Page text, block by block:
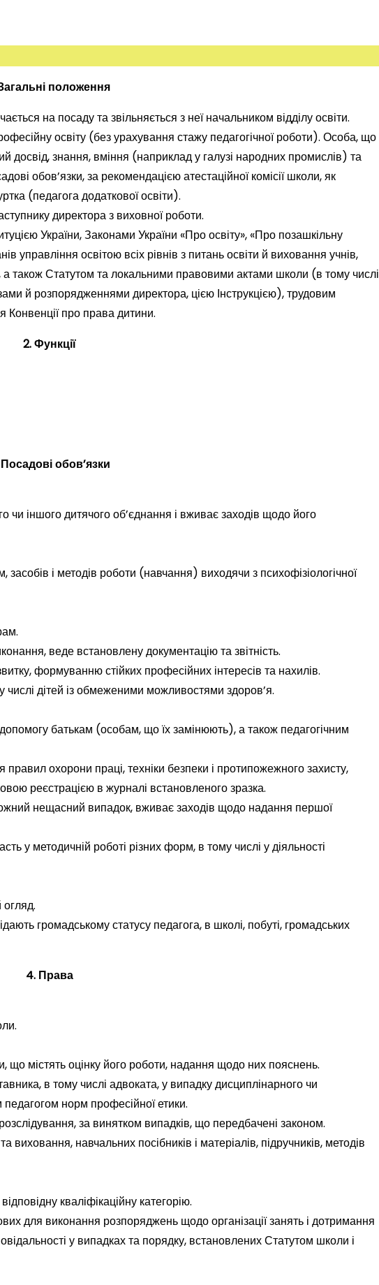
положення
на посаду та звільняється з неї начальником відділу освіти.
освіту (без урахування стажу педагогічної роботи). Особа, що
досвід, знання, вміння (наприклад у галузі народних промислів) та
обов’язки, за рекомендацією атестаційної комісії школи, як
(педагога додаткової освіти).
директора з виховної роботи.
України, Законами України «Про освіту», «Про позашкільну
управління освітою всіх рівнів з питань освіти й виховання учнів,
також Статутом та локальними правовими актами школи (в тому числі
й розпорядженнями директора, цією Інструкцією), трудовим
Конвенції про права дитини.
2. Функції
обов’язки
чи іншого дитячого об’єднання і вживає заходів щодо його
і методів роботи (навчання) виходячи з психофізіологічної
веде встановлену документацію та звітність.
формуванню стійких професійних інтересів та нахилів.
числі дітей із обмеженими можливостями здоров’я.
батькам (особам, що їх замінюють), а також педагогічним
охорони праці, техніки безпеки і протипожежного захисту,
реєстрацією в журналі встановленого зразка.
нещасний випадок, вживає заходів щодо надання першої
у методичній роботі різних форм, в тому числі у діяльності
громадському статусу педагога, в школі, побуті, громадських
4. Права
містять оцінку його роботи, надання щодо них пояснень.
в тому числі адвоката, у випадку дисциплінарного чи
норм професійної етики.
за винятком випадків, що передбачені законом.
навчальних посібників і матеріалів, підручників, методів
кваліфікаційну категорію.
для виконання розпоряджень щодо організації занять і дотримання
у випадках та порядку, встановлених Статутом школи і